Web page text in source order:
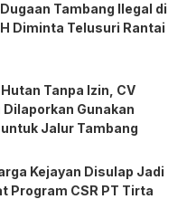
Tambang Ilegal di
Diminta Telusuri Rantai
Tanpa Izin, CV
Gunakan
Jalur Tambang
Kejayan Disulap Jadi
Program CSR PT Tirta